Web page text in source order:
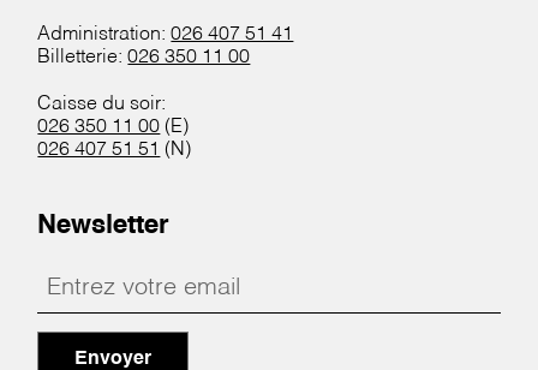
Administration:026 407 51 41
Billetterie:026 350 11 00
Caisse du soir:
026 350 11 00 (E)
026 407 51 51 (N)
Newsletter
Envoyer